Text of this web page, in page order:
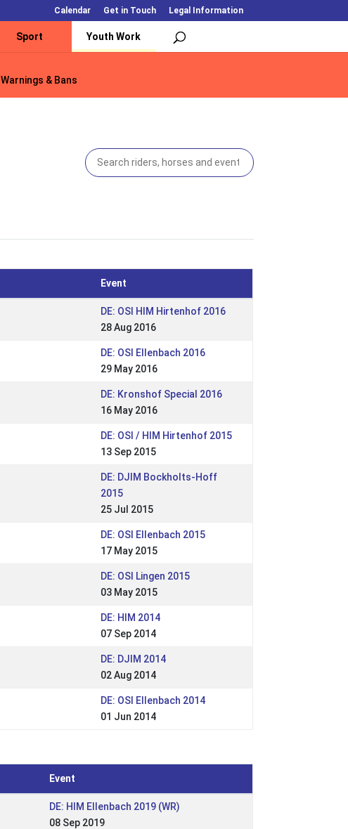
Calendar Get in Touch Legal Information
Sport Youth Work
Warnings & Bans
Warnings & Bans
Event
DE: OSI HIM Hirtenhof 2016
28 Aug 2016
DE: OSI Ellenbach 2016
29 May 2016
DE: Kronshof Special 2016
16 May 2016
DE: OSI / HIM Hirtenhof 2015
13 Sep 2015
DE: DJIM Bockholts-Hoff
2015
25 Jul 2015
DE: OSI Ellenbach 2015
17 May 2015
DE: OSI Lingen 2015
03 May 2015
DE: HIM 2014
07 Sep 2014
DE: DJIM 2014
02 Aug 2014
DE: OSI Ellenbach 2014
01 Jun 2014
Event
DE: HIM Ellenbach 2019 (WR)
08 Sep 2019